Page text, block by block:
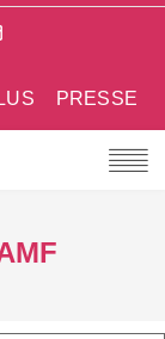
PRESSE